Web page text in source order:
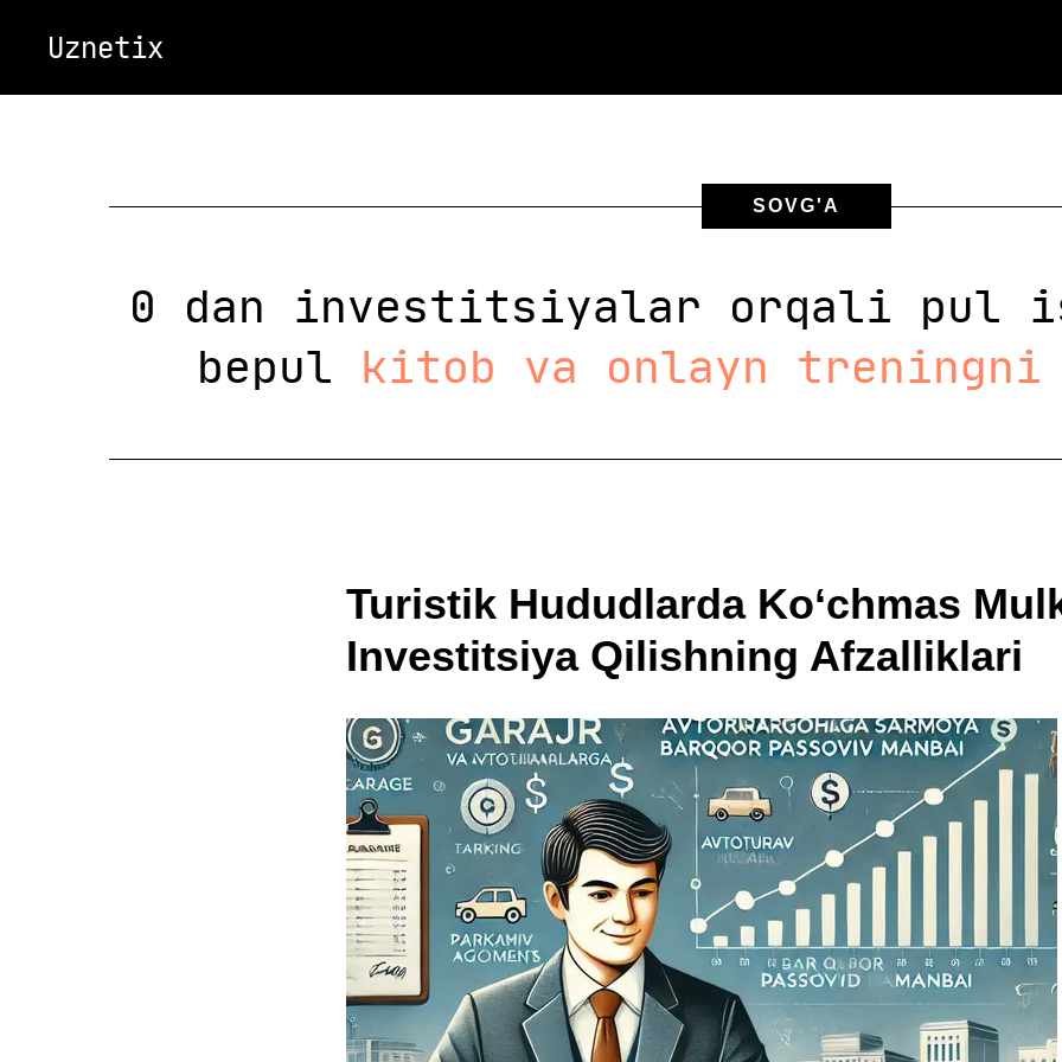
Uznetix
SOVG'A
0 dan investitsiyalar orqali pul
bepul kitob va onlayn treningni
Turistik Hududlarda Ko‘chmas
Investitsiya Qilishning Afzalliklari